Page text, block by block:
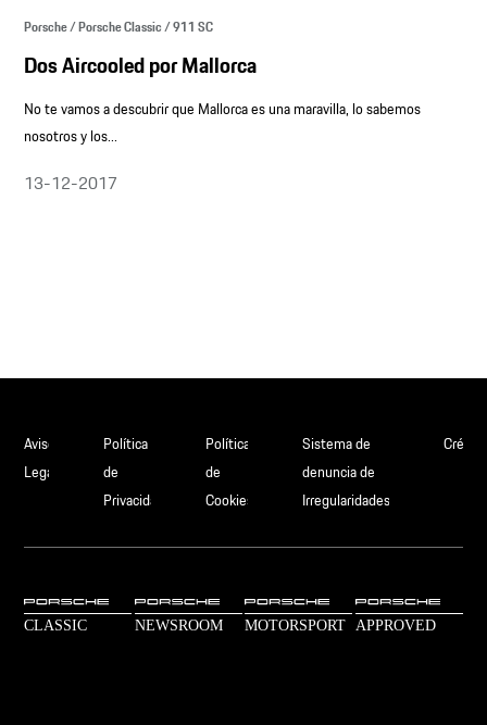
Porsche / Porsche Classic / 911 SC
Dos Aircooled por Mallorca
No te vamos a descubrir que Mallorca es una maravilla, lo sabemos
nosotros y los...
13-12-2017
Aviso
Legal
Política
de
Privacidad
Política
de
Cookies
Sistema de
denuncia de
Irregularidades